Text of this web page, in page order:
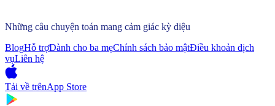
Những câu chuyện toán mang cảm giác kỳ diệu
BlogHỗ trợDành cho ba mẹChính sách bảo mậtĐiều khoản dịch
vụLiên hệ
Tải về trênApp Store